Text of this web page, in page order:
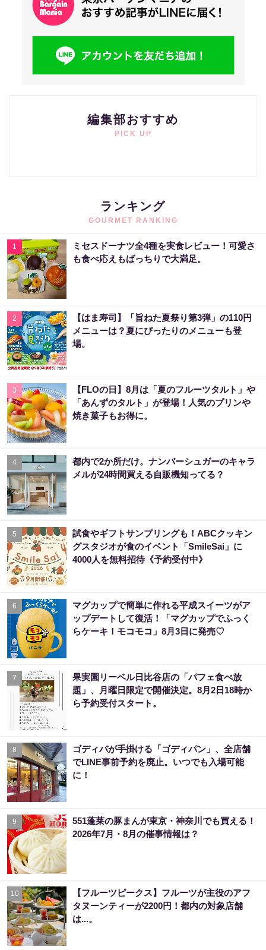
編集部おすすめ
PICK UP
ランキング
GOURMET RANKING
1
ミセスドーナツ全4種を実食レビュー！可愛さ
も食べ応えもばっちりで大満足。
2
【はま寿司】「旨ねた夏祭り第3弾」の110円
メニューは？夏にぴったりのメニューも登
場。
3
【FLOの日】8月は「夏のフルーツタルト」や
「あんずのタルト」が登場！人気のプリンや
焼き菓子もお得に。
4
都内で2か所だけ。ナンバーシュガーのキャラ
メルが24時間買える自販機知ってる？
5
試食やギフトサンプリングも！ABCクッキン
グスタジオが食のイベント「SmileSai」に
4000人を無料招待《予約受付中》
6
マグカップで簡単に作れる平成スイーツがア
ップデートして復活！「マグカップでふっく
らケーキ！モコモコ」8月3日に発売♡
7
果実園リーベル日比谷店の「パフェ食べ放
題」、月曜日限定で開催決定。8月2日18時か
ら予約受付スタート。
8
ゴディバが手掛ける「ゴディパン」、全店舗
でLINE事前予約を廃止。いつでも入場可能
に！
9
551蓬莱の豚まんが東京・神奈川でも買える！
2026年7月・8月の催事情報は？
10
【フルーツピークス】フルーツが主役のアフ
タヌーンティーが2200円！都内の対象店舗
は...。